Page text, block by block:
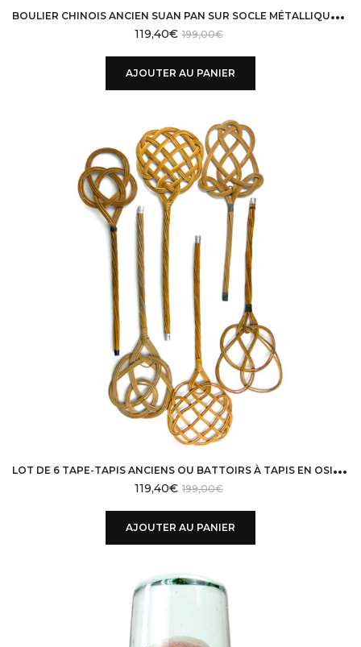
B
OULIER CHINOIS ANCIEN SUAN PAN SUR SOCLE MÉTALLIQUE NOIR
199,00€
119,40€
AJOUTER AU PANIER
L
OT DE 6 TAPE-TAPIS ANCIENS OU BATTOIRS À TAPIS EN OSIER DÉCO CAMPAGNE CHIC
199,00€
119,40€
AJOUTER AU PANIER